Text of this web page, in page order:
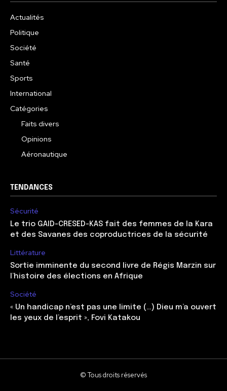
Actualités
Politique
Société
Santé
Sports
International
Catégories
Faits divers
Opinions
Aéronautique
TENDANCES
Sécurité
Le trio GAID-CRESED-KAS fait des femmes de la Kara
et des Savanes des coproductrices de la sécurité
Littérature
Sortie imminente du second livre de Régis Marzin sur
l’histoire des élections en Afrique
Société
« Un handicap n’est pas une limite (…) Dieu m’a ouvert
les yeux de l’esprit », Fovi Katakou
© Tous droits réservés